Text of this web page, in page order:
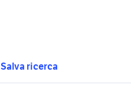
Salva ricerca